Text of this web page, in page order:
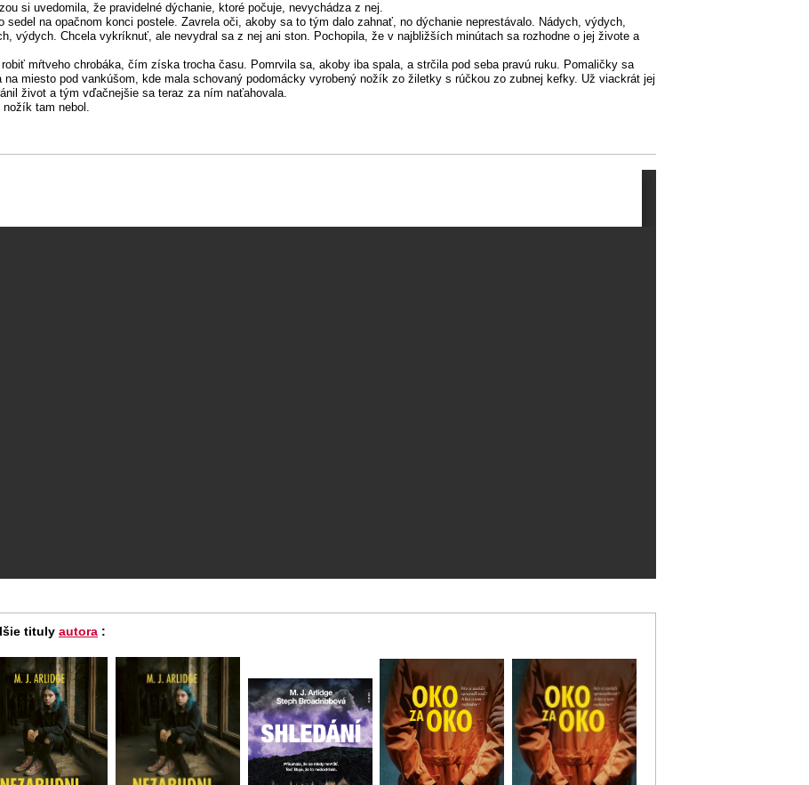
si uvedomila, že pravidelné dýchanie, ktoré počuje, nevychádza z nej.
sedel na opačnom konci postele. Zavrela oči, akoby sa to tým dalo zahnať, no dýchanie neprestávalo. Nádych, výdych,
výdych. Chcela vykríknuť, ale nevydral sa z nej ani ston. Pochopila, že v najbližších minútach sa rozhodne o jej živote a
robiť mŕtveho chrobáka, čím získa trocha času. Pomrvila sa, akoby iba spala, a strčila pod seba pravú ruku. Pomaličky sa
na miesto pod vankúšom, kde mala schovaný podomácky vyrobený nožík zo žiletky s rúčkou zo zubnej kefky. Už viackrát jej
život a tým vďačnejšie sa teraz za ním naťahovala.
nožík tam nebol.
tituly autora :